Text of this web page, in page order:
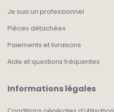
Je suis un professionnel
Pièces détachées
Paiements et livraisons
Aide et questions fréquentes
Informations légales